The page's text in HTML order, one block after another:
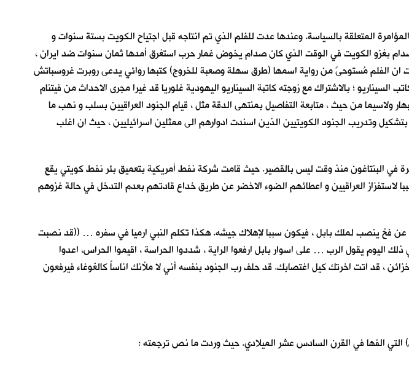
المتعلقة بالسياسة. وعندها عدت للفلم الذي تم انتاجه قبل اجتياح الكويت بستة سنوات و
بغزو الكويت في الوقت الذي كان صدام يخوض غمار حرب استغرق أمدها ثمان سنوات ضد ايران ،
ان الفلم مُستوحىً من رواية اسمها (طرق سهلة وصعبة للخروج) كتبها روائي يدعى روبرت غروسباتش
السيناريو ؛ بالاشتراك مع زوجته كاتبة السيناريو اليهودية غلوريا قد غيرا مجرى الاحداث من فيتنام
في اب 1990 ! و مما يجلب الشك والدهشة و الانبهار ولاسيما من حيث ، متابعة التفاصيل بمنتهى الدقة مثل ، قيام الجنود العراقيين بسلب و نهب ما
وتدريب الجنود الكويتيين الذين اسندت ادوارهم الى ممثلين اسرائيليين ، حيث ان اغلب
في البنتاغون منذ وقت ليس بالقصير. حيث قامت شركة نفط أمريكية بتعميق بئر نفط كويتي يقع
لاستفزاز العراقيين و اعطائهم الضوء الاخضر عن طريق خداع قادتهم بعدم التدخل في حالة غزوهم
فخ ينصب لملك بابل ، فيكون سببا لإهلاك جيشه. هكذا تكلم النبي ارميا في سفره … ((قد نصبت
يقول الرب … على اسوار بابل ارفعوا الراية ، شددوا الحراسة ، اقيموا الحراس، اعدوا
، قد اتت اخرتك كيل اغتصابك. قد حلف رب الجنود بنفسه أني لا ملأنك اناساً كالغوغاء فيرفعون
الفها في القرن السادس عشر الميلادي. حيث وردت ما نص ترجمته :